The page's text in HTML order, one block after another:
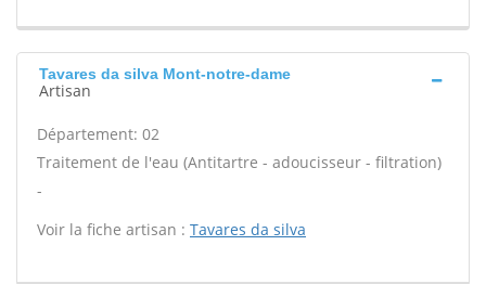
Tavares da silva Mont-notre-dame
Artisan
Département: 02
Traitement de l'eau (Antitartre - adoucisseur - filtration)
-
Voir la fiche artisan : Tavares da silva